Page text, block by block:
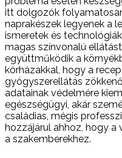
itt dolgozók
naprakészek legyenek a
ismeretek és
magas színvonalú
együttműködik a
kórházakkal, hogy a
gyógyszerellátás
adatainak védelmére
egészségügyi, akár
családias, mégis
hozzájárul ahhoz, hogy
a szakemberekhez.